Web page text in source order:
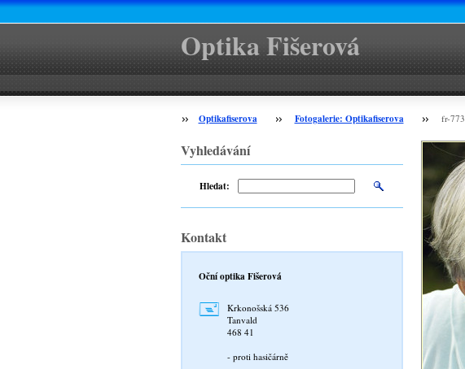
Optika Fišerová
Optikafiserova Fotogalerie: Optikafiserova fr-
Vyhledávání
Hledat:
Kontakt
Oční optika Fišerová
Krkonošská 536
Tanvald
468 41
- proti hasičárně